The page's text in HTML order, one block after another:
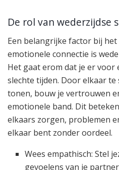
De rol van wederzijdse
Een belangrijke factor bij
emotionele connectie is
Het gaat erom dat je er voor
slechte tijden. Door elkaar
tonen, bouw je vertrouwen
emotionele band. Dit
elkaars zorgen, problemen
elkaar bent zonder oordeel.
Wees empathisch: Stel
gevoelens van je